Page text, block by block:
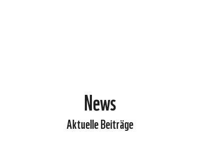
News
Aktuelle Beiträge